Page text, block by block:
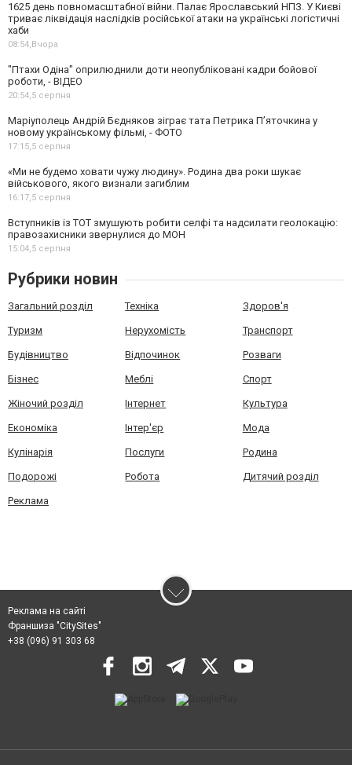
1625 день повномасштабної війни. Палає Ярославський НПЗ. У Києві
триває ліквідація наслідків російської атаки на українські логістичні
хаби
08:54,Вчора
"Птахи Одіна" оприлюднили доти неопубліковані кадри бойової
роботи, - ВІДЕО
20:54,5 серпня
Маріуполець Андрій Бєдняков зіграє тата Петрика П’яточкина у
новому українському фільмі, - ФОТО
17:15,5 серпня
«Ми не будемо ховати чужу людину». Родина два роки шукає
військового, якого визнали загиблим
16:17,5 серпня
Вступників із ТОТ змушують робити селфі та надсилати геолокацію:
правозахисники звернулися до МОН
15:04,5 серпня
Рубрики новин
Загальний розділ Техніка Здоров'я
Туризм Нерухомість Транспорт
Будівництво Відпочинок Розваги
Бізнес Меблі Спорт
Жіночий розділ Інтернет Культура
Економіка Інтер'єр Мода
Кулінарія Послуги Родина
Подорожі Робота Дитячий розділ
Реклама
Реклама на сайті
Франшиза "CitySites"
+38 (096) 91 303 68